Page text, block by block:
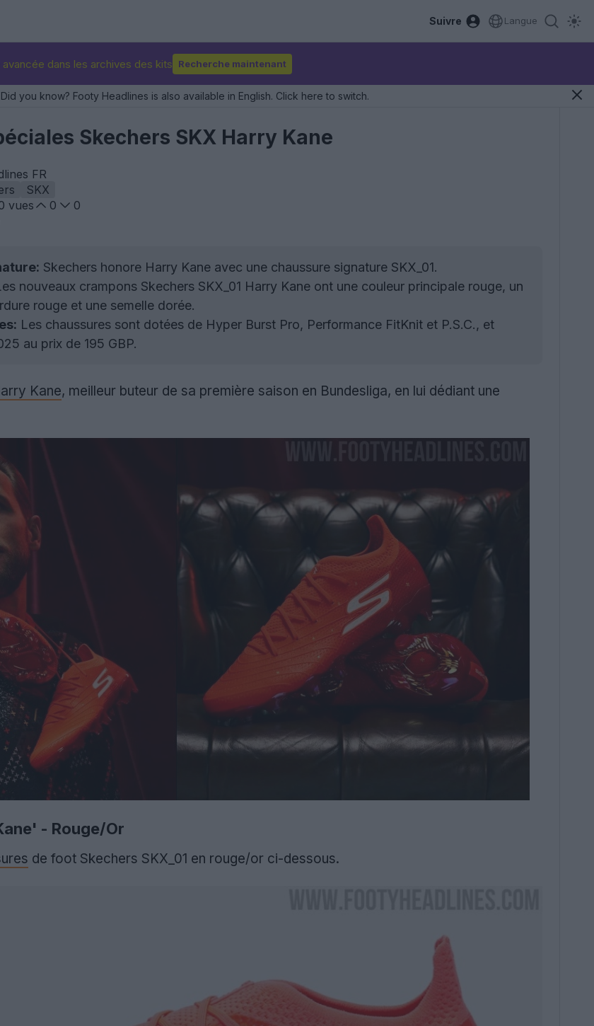
Suivre Langue
avancée dans les archives des kits Recherche maintenant
Did you know? Footy Headlines is also available in English. Click here to switch.
Skechers SKX Harry Kane
FR
SKX
vues 0
0
Skechers honore Harry Kane avec une chaussure signature SKX_01.
nouveaux crampons Skechers SKX_01 Harry Kane ont une couleur principale rouge, un
rouge et une semelle dorée.
Les chaussures sont dotées de Hyper Burst Pro, Performance FitKnit et P.S.C., et
au prix de 195 GBP.
Kane, meilleur buteur de sa première saison en Bundesliga, en lui dédiant une
- Rouge/Or
de foot Skechers SKX_01 en rouge/or ci-dessous.